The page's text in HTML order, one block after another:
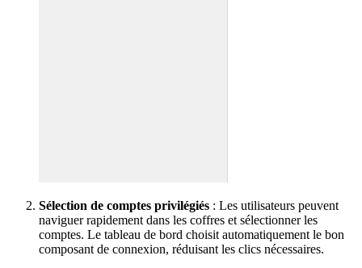
Sélection de comptes privilégiés : Les utilisateurs peuvent
naviguer rapidement dans les coffres et sélectionner les
comptes. Le tableau de bord choisit automatiquement le bon
composant de connexion, réduisant les clics nécessaires.